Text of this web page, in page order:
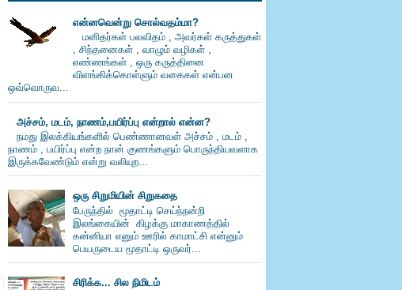
என்னவென்று சொல்வதம்மா?
மனிதர்கள் பலவிதம் , அவர்கள் கருத்துகள்
, சிந்தனைகள் , வாழும் வழிகள் ,
எண்ணங்கள் , ஒரு கருத்தினை
விளங்கிக்கொள்ளும் வகைகள் என்பன
ஒவ்வொருவ...
அச்சம், மடம், நாணம்,பயிர்ப்பு என்றால் என்ன?
நமது இலக்கியங்களில் பெண்ணானவள் அச்சம் , மடம் ,
நாணம் , பயிர்ப்பு என்ற நான் குணங்களும் பொருந்தியவளாக
இருக்கவேண்டும் என்று வலியுற...
ஒரு சிறுமியின் சிறுகதை
பேருந்தில் மூதாட்டி செய்ந்நன்றி
இலங்கையின் கிழக்கு மாகாணத்தில்
கன்னியா எனும் ஊரில் காமாட்சி என்னும்
பெயருடைய மூதாட்டி ஒருவர்...
சிரிக்க... சில நிமிடம்